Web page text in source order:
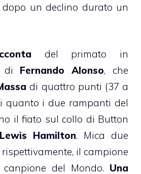
dopo un declino durato un
del primato in
di Fernando Alonso, che
di quattro punti (37 a
quanto i due rampanti del
il fiato sul collo di Button
Hamilton. Mica due
il campione
del Mondo. Una